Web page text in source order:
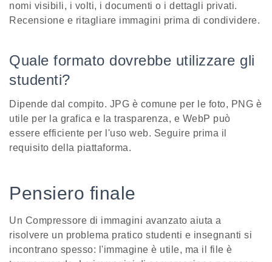
nomi visibili, i volti, i documenti o i dettagli privati.
Recensione e ritagliare immagini prima di condividere.
Quale formato dovrebbe utilizzare gli
studenti?
Dipende dal compito. JPG è comune per le foto, PNG è
utile per la grafica e la trasparenza, e WebP può
essere efficiente per l'uso web. Seguire prima il
requisito della piattaforma.
Pensiero finale
Un Compressore di immagini avanzato aiuta a
risolvere un problema pratico studenti e insegnanti si
incontrano spesso: l'immagine è utile, ma il file è